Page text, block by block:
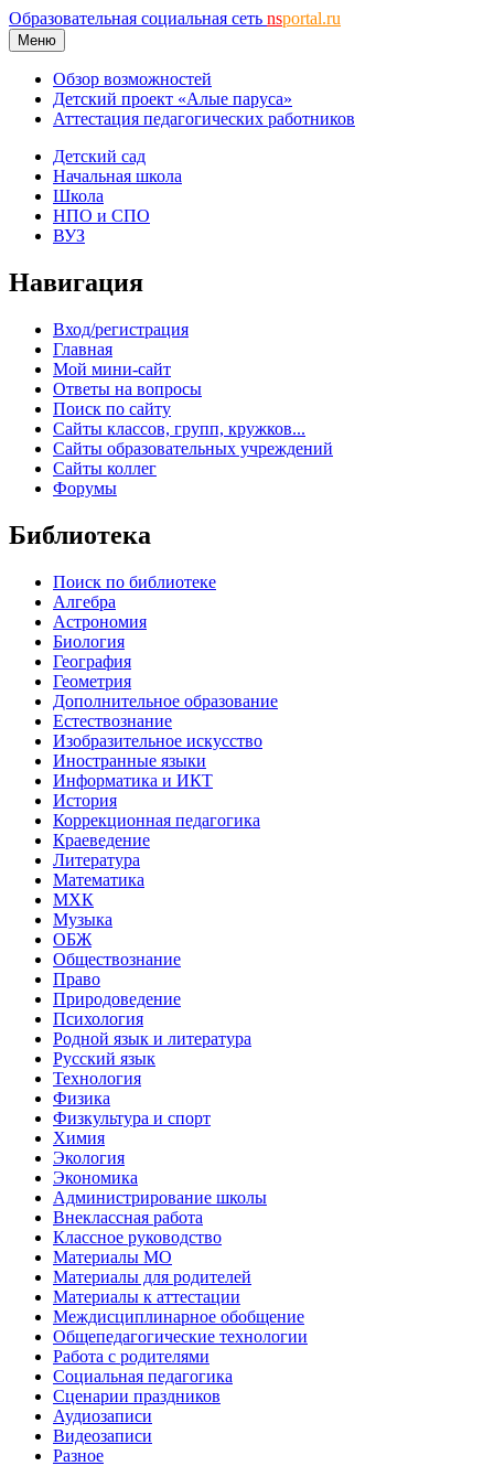
Образовательная социальная сеть nsportal.ru
Меню
Обзор возможностей
Детский проект «Алые паруса»
Аттестация педагогических работников
Детский сад
Начальная школа
Школа
НПО и СПО
ВУЗ
Навигация
Вход/регистрация
Главная
Мой мини-сайт
Ответы на вопросы
Поиск по сайту
Сайты классов, групп, кружков...
Сайты образовательных учреждений
Сайты коллег
Форумы
Библиотека
Поиск по библиотеке
Алгебра
Астрономия
Биология
География
Геометрия
Дополнительное образование
Естествознание
Изобразительное искусство
Иностранные языки
Информатика и ИКТ
История
Коррекционная педагогика
Краеведение
Литература
Математика
МХК
Музыка
ОБЖ
Обществознание
Право
Природоведение
Психология
Родной язык и литература
Русский язык
Технология
Физика
Физкультура и спорт
Химия
Экология
Экономика
Администрирование школы
Внеклассная работа
Классное руководство
Материалы МО
Материалы для родителей
Материалы к аттестации
Междисциплинарное обобщение
Общепедагогические технологии
Работа с родителями
Социальная педагогика
Сценарии праздников
Аудиозаписи
Видеозаписи
Разное